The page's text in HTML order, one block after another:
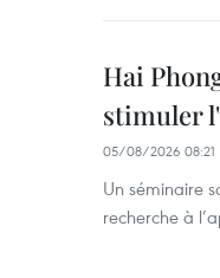
Hai
stimuler
05/08/2026 08:21
Un séminaire
recherche à